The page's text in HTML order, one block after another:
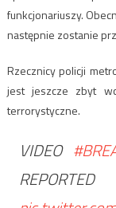
funkcjonariuszy.
następnie zostanie
Rzecznicy policji
jest jeszcze zbyt
terrorystyczne.
VIDEO